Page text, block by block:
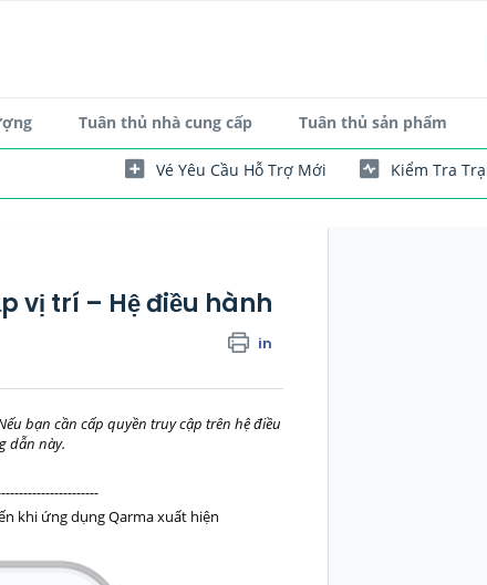
Tuân thủ nhà cung cấp Tuân thủ sản phẩm
Vé Yêu Cầu Hỗ Trợ Mới Kiểm Tra
vị trí – Hệ điều hành
in
bạn cần cấp quyền truy cập trên hệ điều
dẫn này.
khi ứng dụng Qarma xuất hiện